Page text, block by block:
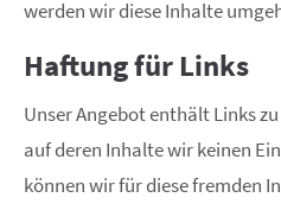
werden wir diese Inhalte
Haftung für Links
Unser Angebot enthält Links
auf deren Inhalte wir keinen
können wir für diese fremden